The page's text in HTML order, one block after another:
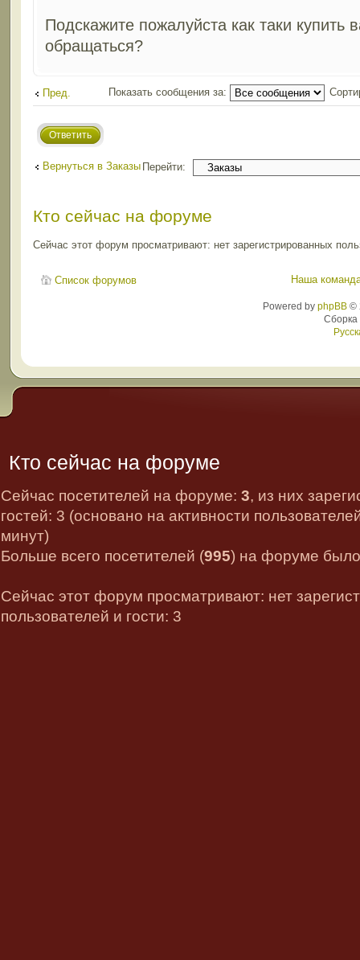
Подскажите пожалуйста как таки купить
обращаться?
Пред. Показать сообщения за:
Ответить
Вернуться в Заказы Перейти:
Кто сейчас на форуме
Сейчас этот форум просматривают: нет зарегистрированных
Список форумов Наша
Powered by phpBB©
Кто сейчас на форуме
Сейчас посетителей на форуме: 3, из них
гостей: 3 (основано на активности
минут)
Больше всего посетителей (995) на форуме
Сейчас этот форум просматривают: нет
пользователей и гости: 3